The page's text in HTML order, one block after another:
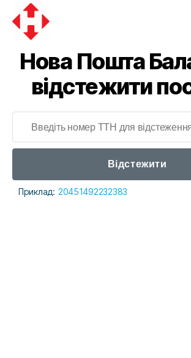
Нова Пошта
відстежити
Відстежити
Приклад: 20451492232383